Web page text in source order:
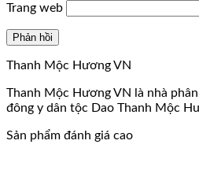
Trang web
Thanh Mộc Hương VN
Thanh Mộc Hương VN là nhà
đông y dân tộc Dao Thanh Mộc
Sản phẩm đánh giá cao